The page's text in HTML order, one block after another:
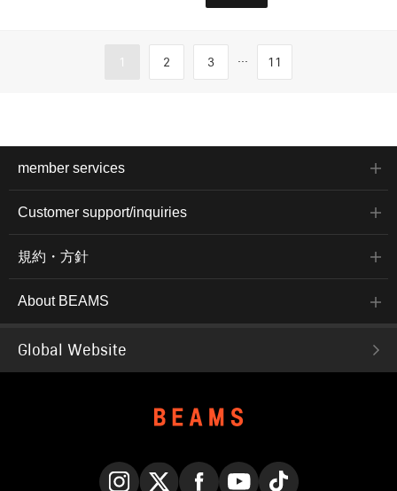
1 2 3 ... 11
member services
Customer support/inquiries
規約・方針
About BEAMS
Global Website